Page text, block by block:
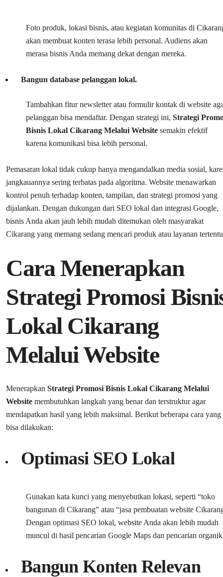
Foto produk, lokasi bisnis, atau kegiatan komunitas di
akan membuat konten terasa lebih personal. Audiens akan
merasa bisnis Anda memang dekat dengan mereka.
Bangun database pelanggan lokal.
Tambahkan fitur newsletter atau formulir kontak di website
pelanggan bisa mendaftar. Dengan strategi ini, Strategi
Bisnis Lokal Cikarang Melalui Website semakin efektif
karena komunikasi bisa lebih personal.
Pemasaran lokal tidak cukup hanya mengandalkan media sosial,
jangkauannya sering terbatas pada algoritma. Website menawarkan
kontrol penuh terhadap konten, tampilan, dan strategi promosi yang
dijalankan. Dengan dukungan dari SEO lokal dan integrasi Google,
bisnis Anda akan jauh lebih mudah ditemukan oleh masyarakat
Cikarang yang memang sedang mencari produk atau layanan
Cara Menerapkan
Strategi Promosi
Lokal Cikarang
Melalui Website
Menerapkan Strategi Promosi Bisnis Lokal Cikarang Melalui
Website membutuhkan langkah yang benar dan terstruktur agar
mendapatkan hasil yang lebih maksimal. Berikut beberapa cara yang
bisa dilakukan:
Optimasi SEO Lokal
Gunakan kata kunci yang menyebutkan lokasi, seperti “toko
bangunan di Cikarang” atau “jasa pembuatan website
Dengan optimasi SEO lokal, website Anda akan lebih mudah
muncul di hasil pencarian Google Maps dan pencarian
Bangun Konten Relevan